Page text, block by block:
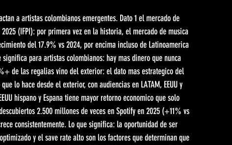
a artistas colombianos emergentes. Dato 1 el mercado de
(IFPI): por primera vez en la historia, el mercado de musica
del 17.9% vs 2024, por encima incluso de Latinoamerica
para artistas colombianos: hay mas dinero que nunca
de las regalias vino del exterior: el dato mas estrategico del
lo hace desde el exterior, con audiencias en LATAM, EEUU y
hispano y Espana tiene mayor retorno economico que solo
2.500 millones de veces en Spotify en 2025 (+11% vs
consistentemente. Lo que significa: la oportunidad de ser
y el save rate alto son los factores que determinan que